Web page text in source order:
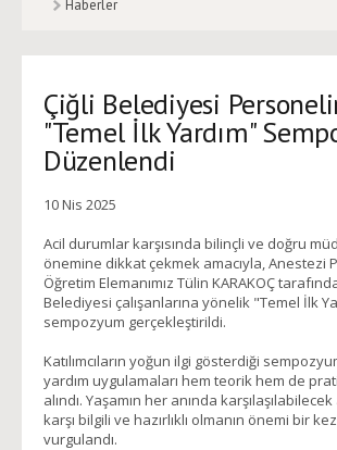
Haberler
Çiğli Belediyesi
"Temel İlk Yardım"
Düzenlendi
10 Nis 2025
Acil durumlar karşısında bilinçli ve doğru
önemine dikkat çekmek amacıyla, Anestezi
Öğretim Elemanımız Tülin KARAKOÇ
Belediyesi çalışanlarına yönelik "Temel İlk
sempozyum gerçekleştirildi.
Katılımcıların yoğun ilgi gösterdiği
yardım uygulamaları hem teorik hem de
alındı. Yaşamın her anında
karşı bilgili ve hazırlıklı olmanın önemi bir
vurgulandı.